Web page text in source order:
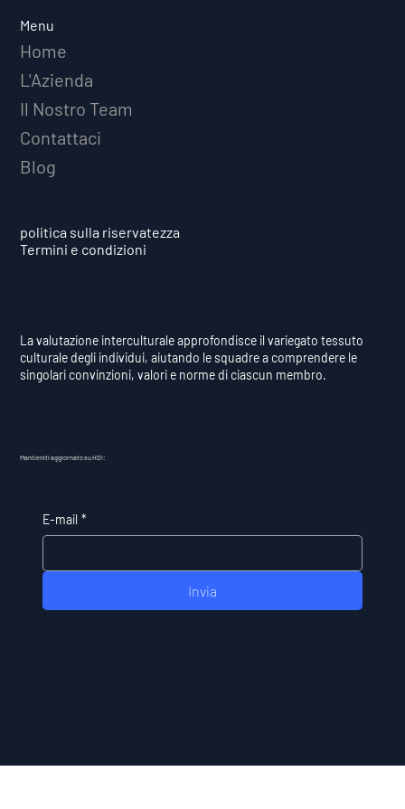
Menu
Home
L'Azienda
Il Nostro Team
Contattaci
Blog
politica sulla riservatezza
Termini e condizioni
La valutazione interculturale approfondisce il variegato tessuto
culturale degli individui, aiutando le squadre a comprendere le
singolari convinzioni, valori e norme di ciascun membro.
Mantieniti aggiornato su HDI:
E-mail *
Invia